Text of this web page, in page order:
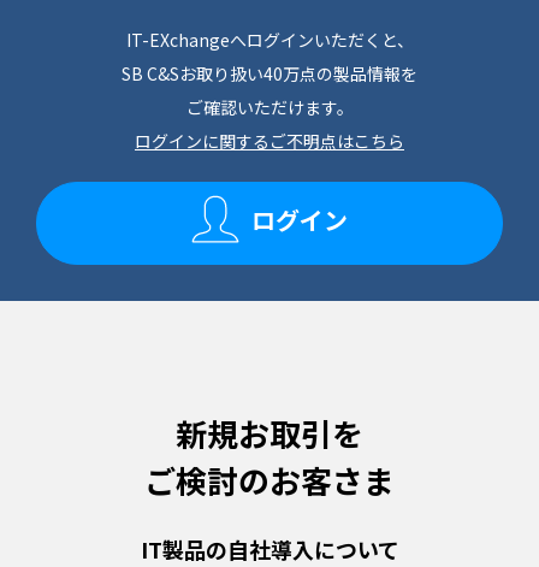
IT-EXchangeへログインいただくと、
SB C&Sお取り扱い40万点の製品情報を
ご確認いただけます。
ログインに関するご不明点はこちら
ログイン
新規お取引を
ご検討のお客さま
IT製品の自社導入について